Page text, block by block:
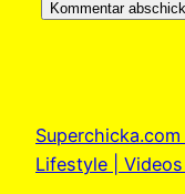
Lifestyle |